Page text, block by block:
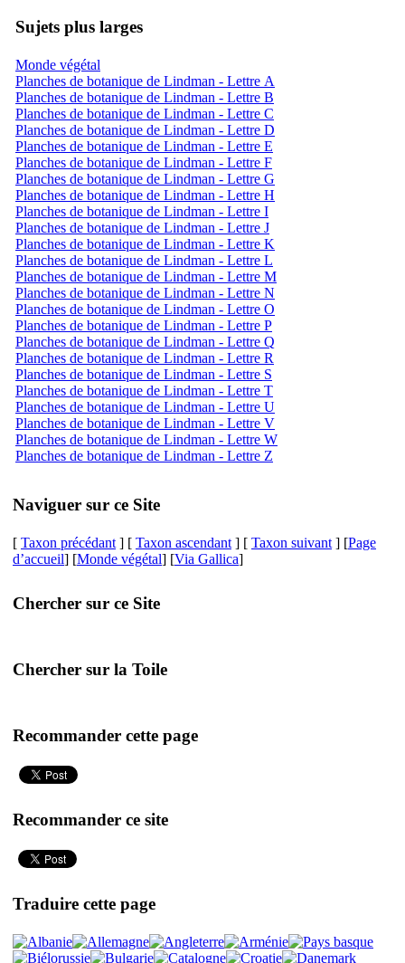
Sujets plus larges
Monde végétal
Planches de botanique de Lindman - Lettre A
Planches de botanique de Lindman - Lettre B
Planches de botanique de Lindman - Lettre C
Planches de botanique de Lindman - Lettre D
Planches de botanique de Lindman - Lettre E
Planches de botanique de Lindman - Lettre F
Planches de botanique de Lindman - Lettre G
Planches de botanique de Lindman - Lettre H
Planches de botanique de Lindman - Lettre I
Planches de botanique de Lindman - Lettre J
Planches de botanique de Lindman - Lettre K
Planches de botanique de Lindman - Lettre L
Planches de botanique de Lindman - Lettre M
Planches de botanique de Lindman - Lettre N
Planches de botanique de Lindman - Lettre O
Planches de botanique de Lindman - Lettre P
Planches de botanique de Lindman - Lettre Q
Planches de botanique de Lindman - Lettre R
Planches de botanique de Lindman - Lettre S
Planches de botanique de Lindman - Lettre T
Planches de botanique de Lindman - Lettre U
Planches de botanique de Lindman - Lettre V
Planches de botanique de Lindman - Lettre W
Planches de botanique de Lindman - Lettre Z
Naviguer sur ce Site
[ Taxon précédant ] [ Taxon ascendant ] [ Taxon suivant ] [Page
d’accueil] [Monde végétal] [Via Gallica]
Chercher sur ce Site
Chercher sur la Toile
Recommander cette page
Recommander ce site
Traduire cette page